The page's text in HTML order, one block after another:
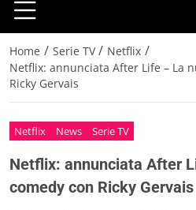
Home / Serie TV / Netflix /
Netflix: annunciata After Life – La
Ricky Gervais
Netflix News Serie TV
Netflix: annunciata After
comedy con Ricky Gervais